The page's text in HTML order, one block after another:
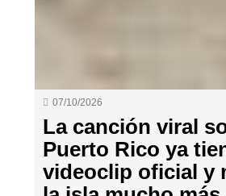
07/10/2026
La canción viral
Puerto Rico ya
videoclip oficial y